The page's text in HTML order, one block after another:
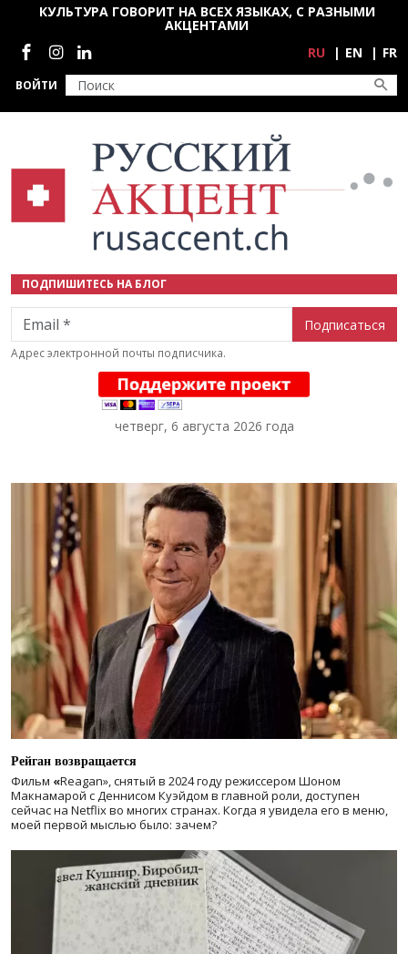
Перейти к основному содержанию
ВОЙТИ
КУЛЬТУРА ГОВОРИТ НА ВСЕХ ЯЗЫКАХ, С РАЗНЫМИ
АКЦЕНТАМИ
Социальные сети
RU EN FR
ПОДПИШИТЕСЬ НА БЛОГ
Email
Адрес электронной почты подписчика.
четверг, 6 августа 2026 года
Рейган возвращается
Фильм «Reagan», снятый в 2024 годурежиссером Шоном
Макнамарой с Деннисом Куэйдом в главной роли, доступен
сейчас на Netflix во многих странах. Когда я увидела его в меню,
моей первой мыслью было: зачем?